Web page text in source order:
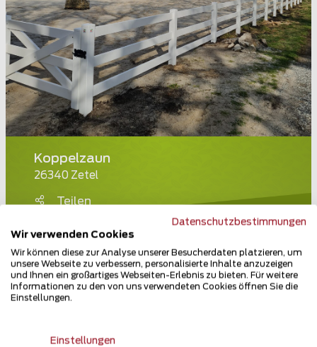
Koppelzaun
26340 Zetel
Teilen
Datenschutzbestimmungen
Wir verwenden Cookies
Wir können diese zur Analyse unserer Besucherdaten platzieren, um
unsere Webseite zu verbessern, personalisierte Inhalte anzuzeigen
und Ihnen ein großartiges Webseiten-Erlebnis zu bieten. Für weitere
Informationen zu den von uns verwendeten Cookies öffnen Sie die
Einstellungen.
Einstellungen